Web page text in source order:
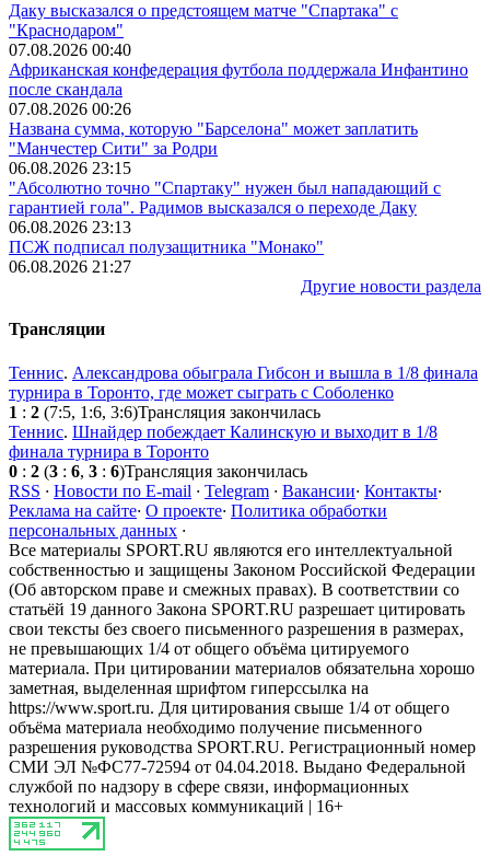
Даку высказался о предстоящем матче "Спартака" с
"Краснодаром"
07.08.2026 00:40
Африканская конфедерация футбола поддержала Инфантино
после скандала
07.08.2026 00:26
Названа сумма, которую "Барселона" может заплатить
"Манчестер Сити" за Родри
06.08.2026 23:15
"Абсолютно точно "Спартаку" нужен был нападающий с
гарантией гола". Радимов высказался о переходе Даку
06.08.2026 23:13
ПСЖ подписал полузащитника "Монако"
06.08.2026 21:27
Другие новости раздела
Трансляции
Теннис. Александрова обыграла Гибсон и вышла в 1/8 финала
турнира в Торонто, где может сыграть с Соболенко
1 : 2 (7:5, 1:6, 3:6)Трансляция закончилась
Теннис. Шнайдер побеждает Калинскую и выходит в 1/8
финала турнира в Торонто
0 : 2 (3 : 6, 3 : 6)Трансляция закончилась
RSS · Новости по E-mail · Telegram · Вакансии· Контакты·
Реклама на сайте· О проекте· Политика обработки
персональных данных ·
Все материалы SPORT.RU являются его интеллектуальной
собственностью и защищены Законом Российской Федерации
(Об авторском праве и смежных правах). В соответствии со
статьёй 19 данного Закона SPORT.RU разрешает цитировать
свои тексты без своего письменного разрешения в размерах,
не превышающих 1/4 от общего объёма цитируемого
материала. При цитировании материалов обязательна хорошо
заметная, выделенная шрифтом гиперссылка на
https://www.sport.ru. Для цитирования свыше 1/4 от общего
объёма материала необходимо получение письменного
разрешения руководства SPORT.RU. Регистрационный номер
СМИ ЭЛ №ФС77-72594 от 04.04.2018. Выдано Федеральной
службой по надзору в сфере связи, информационных
технологий и массовых коммуникаций | 16+